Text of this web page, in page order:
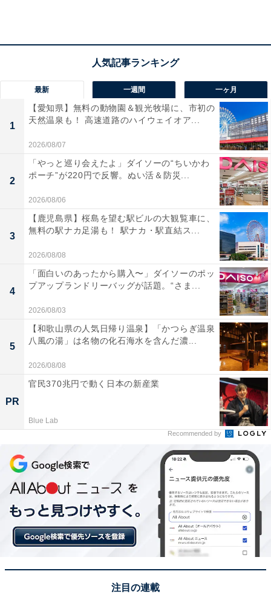
＞3位までの全ランキング結果を見る
【おすすめ記事】
「一番好きなファミレス」ランキング！ 2位「ガス
ト」、1位は圧倒的なコスパを誇る……？
「全国区だと思っていたご当地チェーン店」ランキン
グ！ 2位「みよしの」、1位は？
崎陽軒のシウマイが食べ放題！ 崎陽軒本店「アリババ」
のランチバイキングが新スタイルに
「飲食チェーン店」満足度ランキング！ 3位「モスバー
ガー」、同率1位は前年度8位からランクアップの？
ほっともっと「かつフェア」開催！ 「ロースかつ丼」を
【関連リンク】
最新 一週間 一ヶ月
1
【愛知県】無料の動物園＆観光牧場に、市初の
天然温泉も！ 高速道路のハイウェイオア...
2026/08/07
2
「やっと巡り会えたよ」ダイソーの“ちいかわ
ポーチ”が220円で反響。ぬい活＆防災...
2026/08/06
3
【鹿児島県】桜島を望む駅ビルの大観覧車に、
無料の駅ナカ足湯も！ 駅ナカ・駅直結ス...
2026/08/08
4
「面白いのあったから購入〜」ダイソーのポッ
プアップランドリーバッグが話題。“さま...
2026/08/03
5
【和歌山県の人気日帰り温泉】「かつらぎ温泉
八風の湯」は名物の化石海水を含んだ濃...
2026/08/08
PR
官民370兆円で動く日本の新産業
Blue Lab
Recommended by
注目の連載